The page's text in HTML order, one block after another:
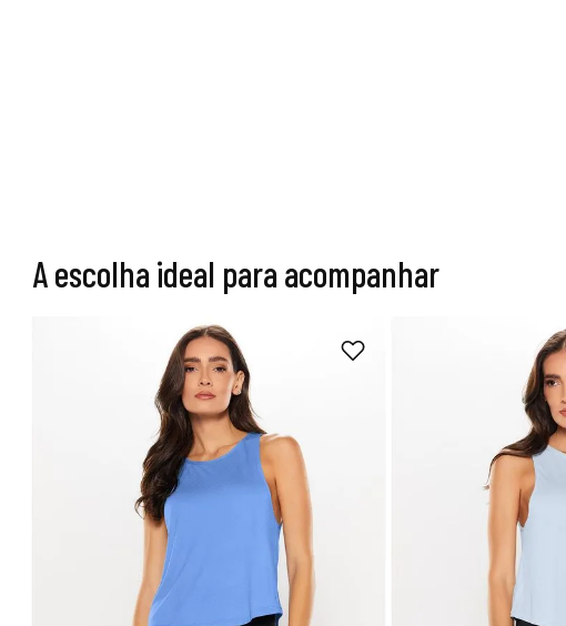
A escolha ideal para acompanhar